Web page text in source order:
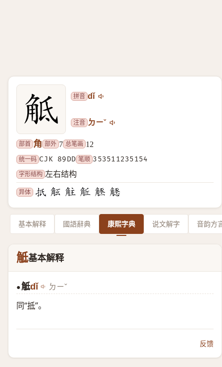
拼音 dǐ
注音 ㄉㄧˇ
部首 角 部外 7 总笔画 12
统一码 CJK 89DD 笔顺 353511235154
字形结构 左右结构
异体
基本解释 國語辭典 康熙字典 说文解字 音韵方
觝基本解释
●觝dǐ ㄉㄧˇ
同“抵”。
反馈